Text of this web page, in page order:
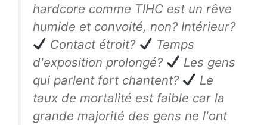
hardcore comme TIHC est un rêve
humide et convoité, non? Intérieur?
Contact étroit?
Temps
d'exposition prolongé?
Les gens
qui parlent fort chantent?
Le
taux de mortalité est faible car la
grande majorité des gens ne l'ont